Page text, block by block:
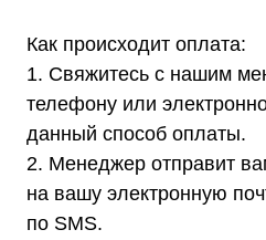
Как происходит оплата:
1. Свяжитесь с нашим
телефону или
данный способ оплаты.
2. Менеджер отправит
на вашу электронную
по SMS.
Стабилизаторы три фазы в одну
Стабилизаторы для котлов Серия
(Т)
Стабилизаторы инверторные
Стабилизаторы серии R
Стабилизаторы в стойку Rack 19
Стабилизаторы настенные
Источники бесперебойного питания
Однофазные ИБП
ИБП постоянного тока
Комплекты ИБП и стабилизаторов
Аксессуары